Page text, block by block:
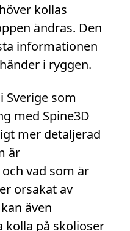
kollas
ändras. Den
informationen
i ryggen.
Sverige som
med Spine3D
mer detaljerad
är
vad som är
orsakat av
även
kolla på skolioser